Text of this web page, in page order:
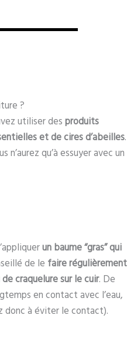
?
utiliser desproduits
et de cires d’abeilles.
qu’à essuyer avec un
un baume “gras” qui
de le faire régulièrement
craquelure sur le cuir. De
en contact avec l’eau,
donc à éviter le contact).